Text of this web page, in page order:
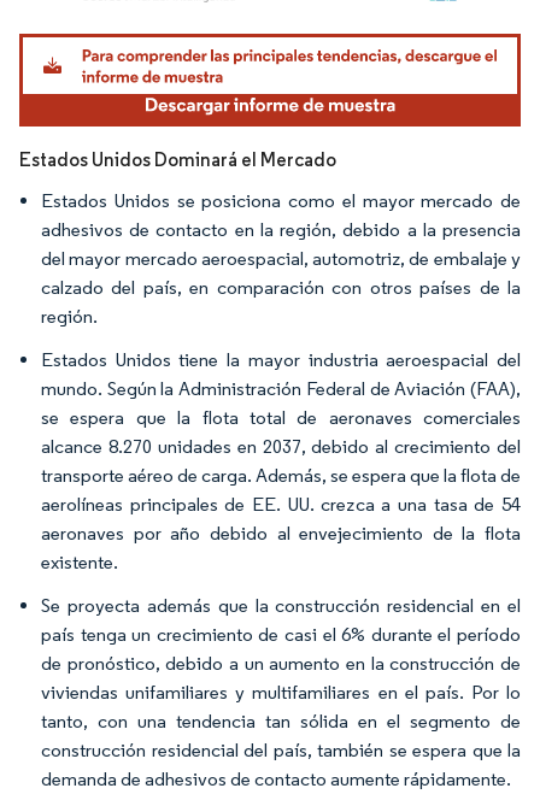
Imagen © Mordor Intelligence. El uso requiere atribución según CC BY 4.0.
Estados Unidos Dominará el Mercado
Estados Unidos se posiciona como el mayor mercado de
adhesivos de contacto en la región, debido a la presencia
del mayor mercado aeroespacial, automotriz, de embalaje y
calzado del país, en comparación con otros países de la
región.
Estados Unidos tiene la mayor industria aeroespacial del
mundo. Según la Administración Federal de Aviación (FAA),
se espera que la flota total de aeronaves comerciales
alcance 8.270 unidades en 2037, debido al crecimiento del
transporte aéreo de carga. Además, se espera que la flota de
aerolíneas principales de EE. UU. crezca a una tasa de 54
aeronaves por año debido al envejecimiento de la flota
existente.
Se proyecta además que la construcción residencial en el
país tenga un crecimiento de casi el 6% durante el período
de pronóstico, debido a un aumento en la construcción de
viviendas unifamiliares y multifamiliares en el país. Por lo
tanto, con una tendencia tan sólida en el segmento de
construcción residencial del país, también se espera que la
demanda de adhesivos de contacto aumente rápidamente.